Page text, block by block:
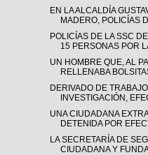
EN LA ALCALDÍA
MADERO, POLICÍAS
POLICÍAS DE LA SSC
15 PERSONAS POR
UN HOMBRE QUE, AL
RELLENABA
DERIVADO DE
INVESTIGACIÓN,
UNA CIUDADANA
DETENIDA POR
LA SECRETARÍA DE
CIUDADANA Y